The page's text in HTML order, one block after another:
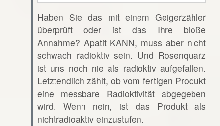
Haben Sie das mit einem Geigerzähler
überprüft oder ist das Ihre bloße
Annahme? Apatit KANN, muss aber nicht
schwach radioktiv sein. Und Rosenquarz
ist uns noch nie als radioktiv aufgefallen.
Letztendlich zählt, ob vom fertigen Produkt
eine messbare Radioktivität abgegeben
wird. Wenn nein, ist das Produkt als
nichtradioaktiv einzustufen.